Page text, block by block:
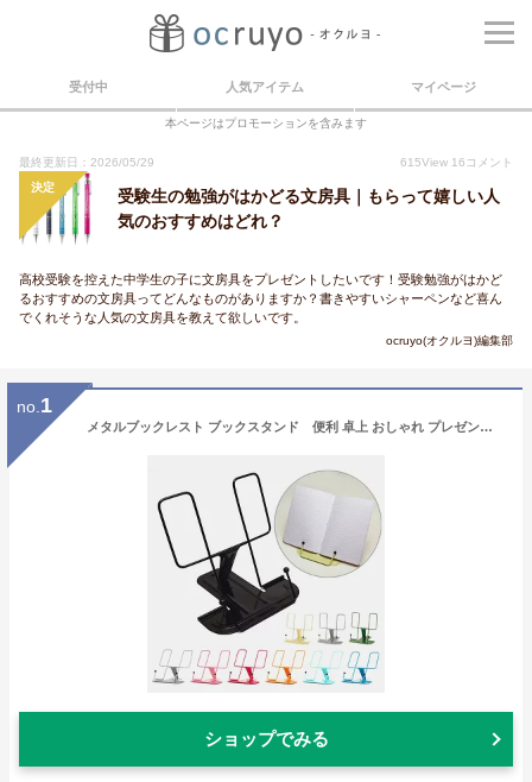
受付中 人気アイテム マイページ
本ページはプロモーションを含みます
最終更新日：2026/05/29 615View 16 コメント
決定
受験生の勉強がはかどる文房具｜もらって嬉しい人
気のおすすめはどれ？
高校受験を控えた中学生の子に文房具をプレゼントしたいです！受験勉強がはかど
るおすすめの文房具ってどんなものがありますか？書きやすいシャーペンなど喜ん
でくれそうな人気の文房具を教えて欲しいです。
ocruyo(オクルヨ)編集部
no. 1
メタルブックレスト ブックスタンド 便利 卓上 おしゃれ プレゼント ギフト ステーショナリー 輸入 文具 珍しい 文房具 キッチン ハイタイド
ショップでみる